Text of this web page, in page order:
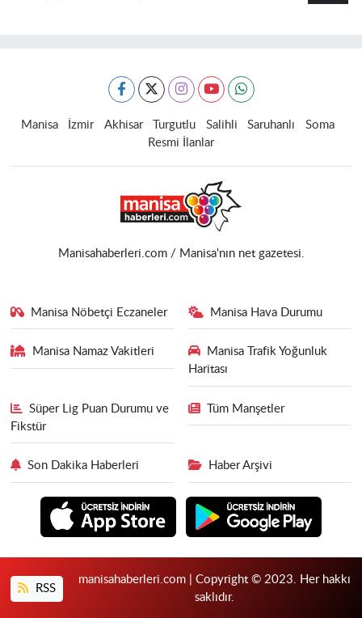
Manisa İzmir Akhisar Turgutlu Salihli Saruhanlı
Soma
Resmi İlanlar
Manisahaberleri.com / Manisa'nın net gazetesi.
Manisa Nöbetçi Eczaneler Manisa Hava Durumu
Manisa Namaz Vakitleri
Manisa Trafik Yoğunluk
Haritası
Süper Lig Puan Durumu ve
Fikstür
Tüm Manşetler
Son Dakika Haberleri Haber Arşivi
RSS
manisahaberleri.com | Copyright © 2023. Her hakkı
saklıdır.